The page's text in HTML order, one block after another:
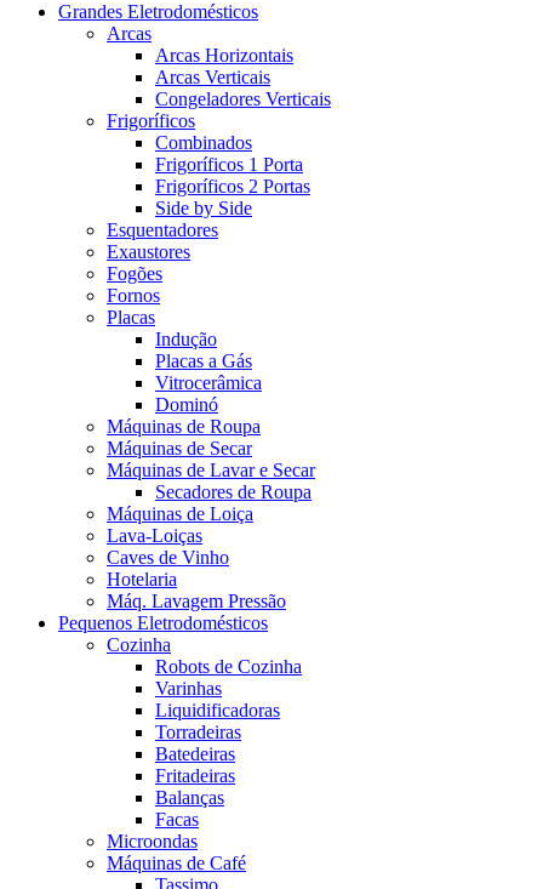
Grandes Eletrodomésticos
Arcas
Arcas Horizontais
Arcas Verticais
Congeladores Verticais
Frigoríficos
Combinados
Frigoríficos 1 Porta
Frigoríficos 2 Portas
Side by Side
Esquentadores
Exaustores
Fogões
Fornos
Placas
Indução
Placas a Gás
Vitrocerâmica
Dominó
Máquinas de Roupa
Máquinas de Secar
Máquinas de Lavar e Secar
Secadores de Roupa
Máquinas de Loiça
Lava-Loiças
Caves de Vinho
Hotelaria
Máq. Lavagem Pressão
Pequenos Eletrodomésticos
Cozinha
Robots de Cozinha
Varinhas
Liquidificadoras
Torradeiras
Batedeiras
Fritadeiras
Balanças
Facas
Microondas
Máquinas de Café